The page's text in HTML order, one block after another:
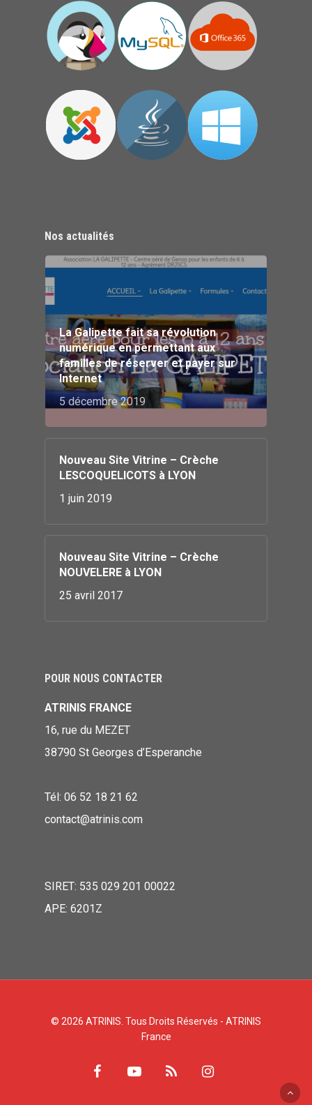
Nos actualités
La Galipette fait sa révolution
numérique en permettant aux
familles de réserver et payer sur
Internet
5 décembre 2019
Nouveau Site Vitrine – Crèche
LESCOQUELICOTS à LYON
1 juin 2019
Nouveau Site Vitrine – Crèche
NOUVELERE à LYON
25 avril 2017
POUR NOUS CONTACTER
ATRINIS FRANCE
16, rue du MEZET
38790 St Georges d’Esperanche
Tél: 06 52 18 21 62
contact@atrinis.com
SIRET: 535 029 201 00022
APE: 6201Z
© 2026 ATRINIS. Tous Droits Réservés - ATRINIS
France